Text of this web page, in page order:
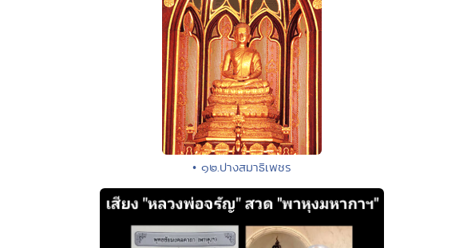
• ๑๒.ปางสมาธิเพชร